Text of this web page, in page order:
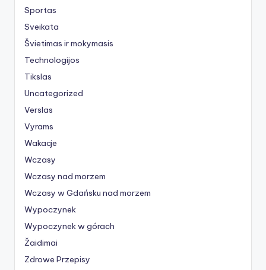
Sportas
Sveikata
Švietimas ir mokymasis
Technologijos
Tikslas
Uncategorized
Verslas
Vyrams
Wakacje
Wczasy
Wczasy nad morzem
Wczasy w Gdańsku nad morzem
Wypoczynek
Wypoczynek w górach
Žaidimai
Zdrowe Przepisy